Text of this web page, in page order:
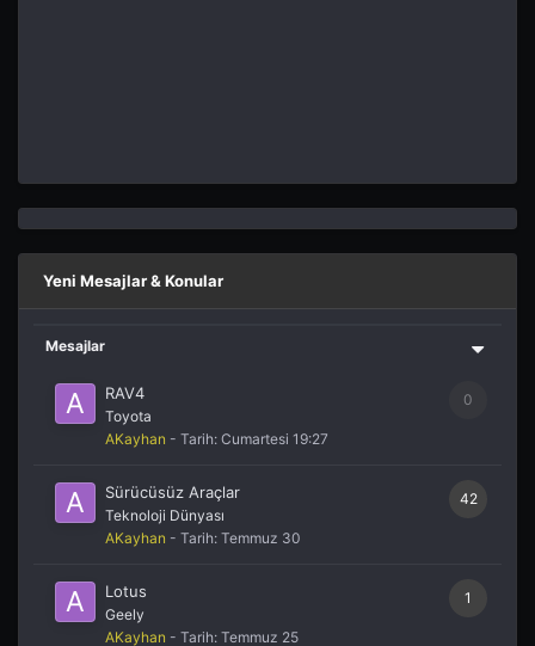
Yeni Mesajlar & Konular
Mesajlar
0
RAV4
Toyota
AKayhan - Tarih: Cumartesi 19:27
42
Sürücüsüz Araçlar
Teknoloji Dünyası
AKayhan - Tarih: Temmuz 30
1
Lotus
Geely
AKayhan - Tarih: Temmuz 25